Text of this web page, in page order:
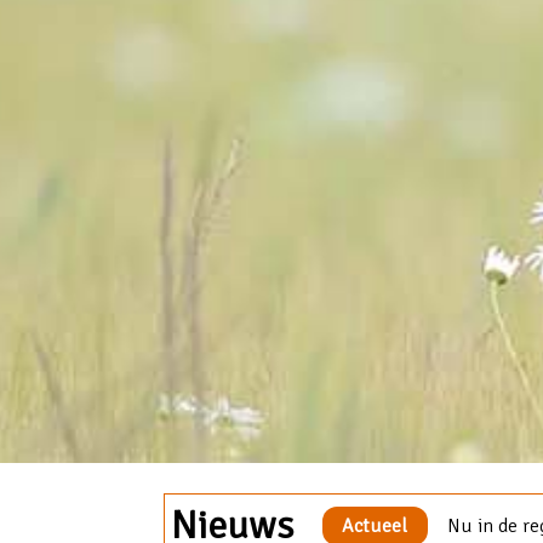
Nieuws Actueel Nu in de